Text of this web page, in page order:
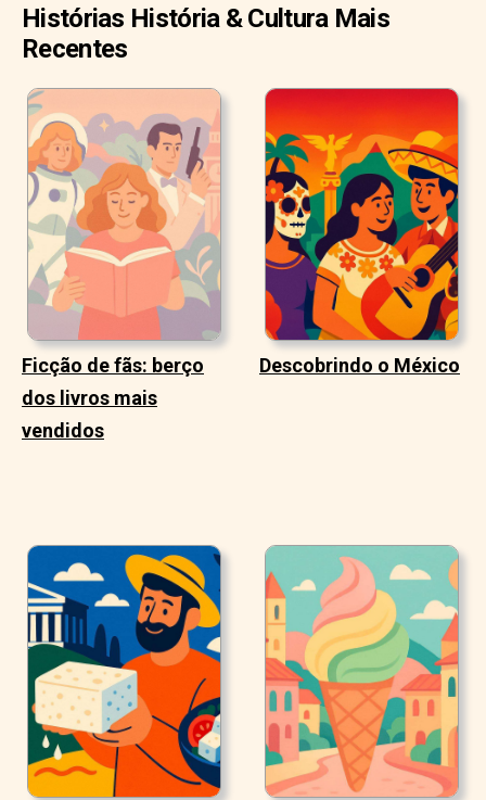
Histórias História & Cultura Mais
Recentes
Ficção de fãs: berço
dos livros mais
vendidos
Descobrindo o México